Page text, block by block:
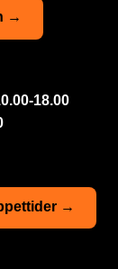
→
18.00
→